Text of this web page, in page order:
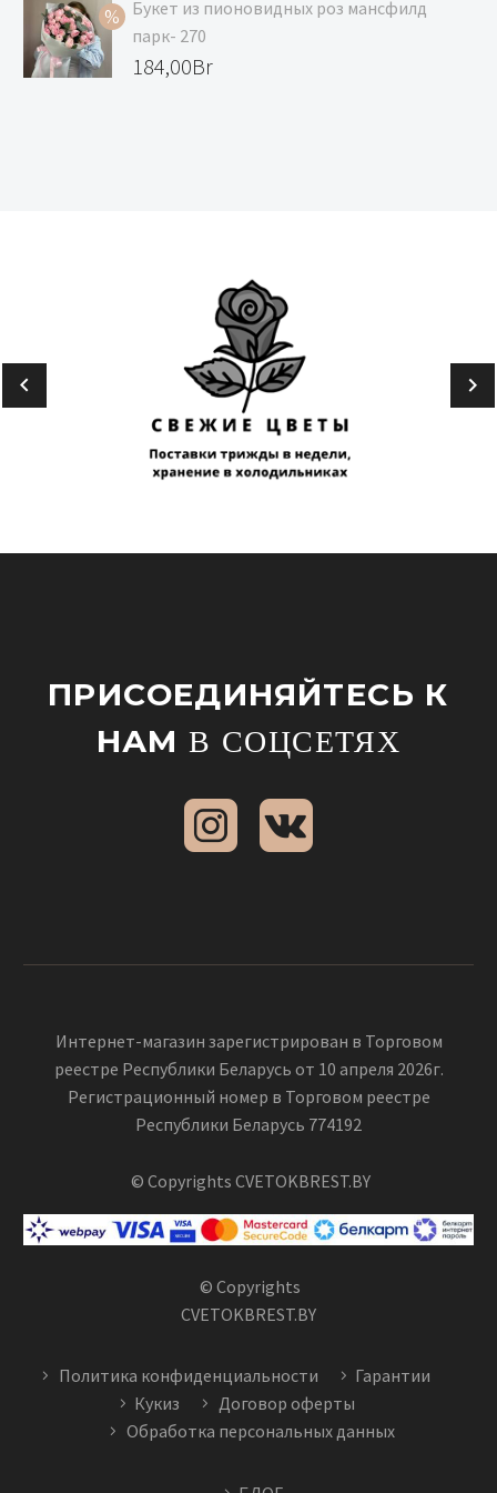
168,00Br.
157,00Br.
Букет из пионовидных роз мансфилд
парк- 270
Первоначальная
184,00Br
ПРИСОЕДИНЯЙТЕСЬ К
НАМ В СОЦСЕТЯХ
Интернет-магазин зарегистрирован в Торговом
реестре Республики Беларусь от 10 апреля 2026г.
Регистрационный номер в Торговом реестре
Республики Беларусь 774192
© Copyrights CVETOKBREST.BY
© Copyrights
CVETOKBREST.BY
Политика конфиденциальности
Гарантии
Кукиз
Договор оферты
Обработка персональных данных